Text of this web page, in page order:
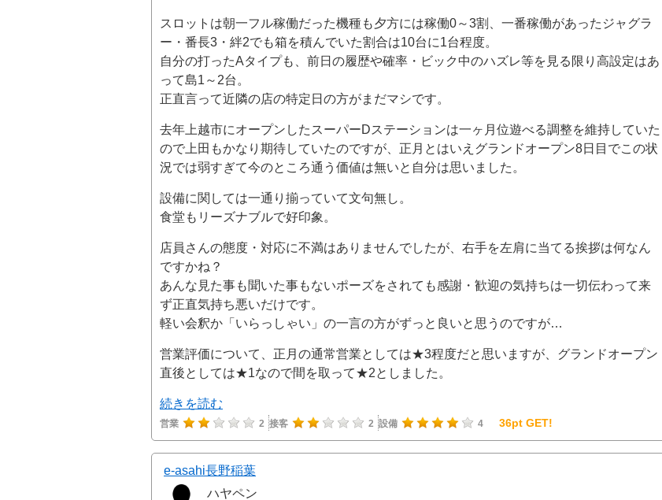
スロットは朝一フル稼働だった機種も夕方には稼働0～3割、一番稼働があったジャグラ
ー・番長3・絆2でも箱を積んでいた割合は10台に1台程度。
自分の打ったAタイプも、前日の履歴や確率・ビック中のハズレ等を見る限り高設定はあ
って島1～2台。
正直言って近隣の店の特定日の方がまだマシです。
去年上越市にオープンしたスーパーDステーションは一ヶ月位遊べる調整を維持していた
ので上田もかなり期待していたのですが、正月とはいえグランドオープン8日目でこの状
況では弱すぎて今のところ通う価値は無いと自分は思いました。
設備に関しては一通り揃っていて文句無し。
食堂もリーズナブルで好印象。
店員さんの態度・対応に不満はありませんでしたが、右手を左肩に当てる挨拶は何なん
ですかね？
あんな見た事も聞いた事もないポーズをされても感謝・歓迎の気持ちは一切伝わって来
ず正直気持ち悪いだけです。
軽い会釈か「いらっしゃい」の一言の方がずっと良いと思うのですが…
営業評価について、正月の通常営業としては★3程度だと思いますが、グランドオープン
直後としては★1なので間を取って★2としました。
続きを読む
営業 2 接客 2 設備 4 36pt GET!
e-asahi長野稲葉
ハヤペン